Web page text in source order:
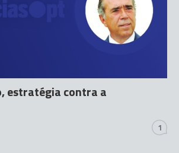
estratégia contra a
1